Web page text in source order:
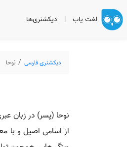
لغت یاب | دیکشنری‌ها
دیکشنری فارسی نوحا
از اسامی اصیل و با